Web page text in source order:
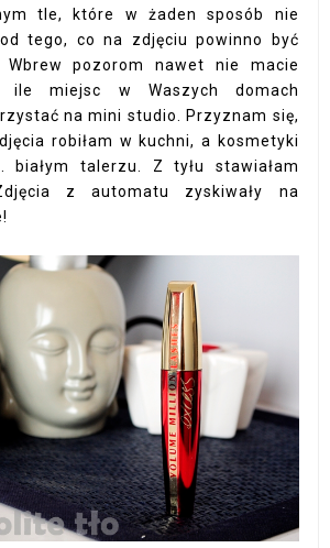
tle, które w żaden sposób nie
tego, co na zdjęciu powinno być
pozorom nawet nie macie
miejsc w Waszych domach
na mini studio. Przyznam się,
robiłam w kuchni, a kosmetyki
białym talerzu. Z tyłu stawiałam
z automatu zyskiwały na